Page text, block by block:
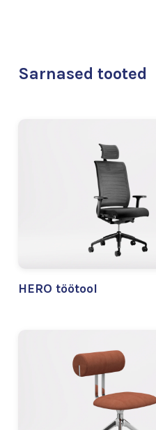
Sarnased tooted
HERO töötool